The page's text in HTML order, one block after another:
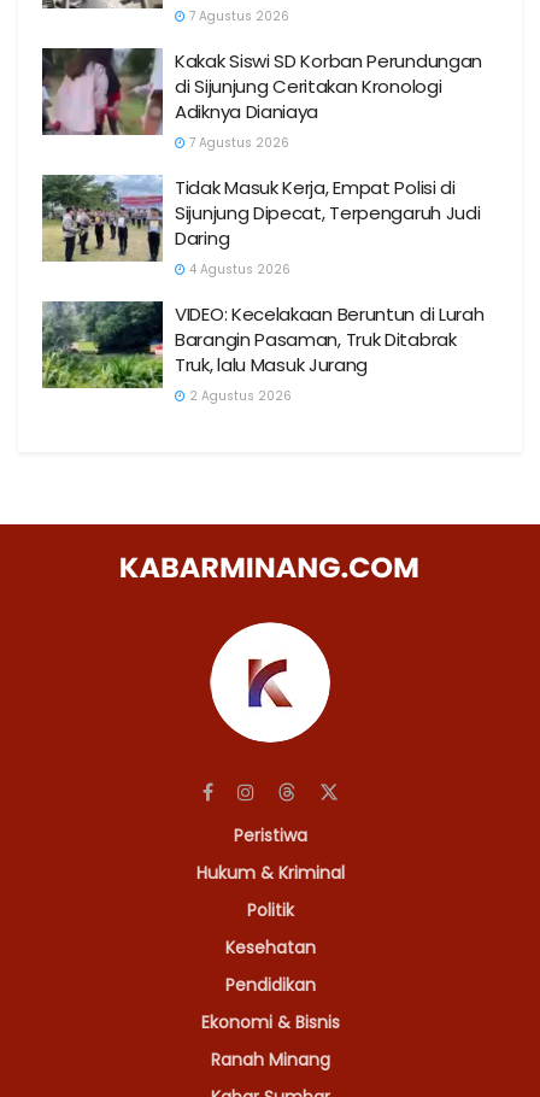
7 Agustus 2026
Kakak Siswi SD Korban Perundungan
di Sijunjung Ceritakan Kronologi
Adiknya Dianiaya
7 Agustus 2026
Tidak Masuk Kerja, Empat Polisi di
Sijunjung Dipecat, Terpengaruh Judi
Daring
4 Agustus 2026
VIDEO: Kecelakaan Beruntun di Lurah
Barangin Pasaman, Truk Ditabrak
Truk, lalu Masuk Jurang
2 Agustus 2026
Peristiwa
Hukum & Kriminal
Politik
Kesehatan
Pendidikan
Ekonomi & Bisnis
Ranah Minang